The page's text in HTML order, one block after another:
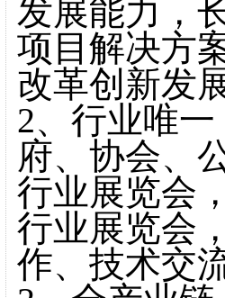
发展能力，
项目解决方
改革创新发
2、行业唯
府、协会、
行业展览会
行业展览会
作、技术交